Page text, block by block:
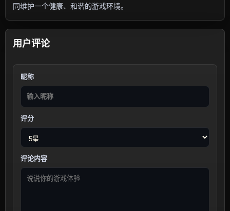
同维护一个健康、和谐的游戏环境。
用户评论
昵称
评分
评论内容